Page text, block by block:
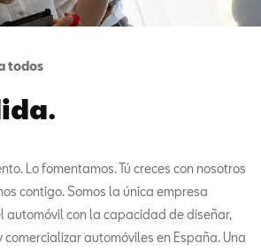
todos
Lo fomentamos. Tú creces con nosotros
contigo. Somos la única empresa
automóvil con la capacidad de diseñar,
automóviles en España. Una